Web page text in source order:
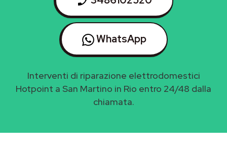
WhatsApp
Interventi di riparazione elettrodomestici
Hotpoint a San Martino in Rio entro 24/48 dalla
chiamata.